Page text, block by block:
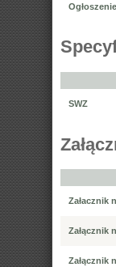
SWZ
Załacznik
Załącznik
Załącznik